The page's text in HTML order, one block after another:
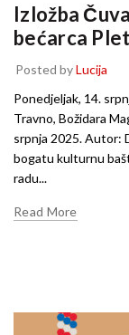
Izložba
bećarca
Posted byLucija
Ponedjeljak, 14.
Travno, Božidara
srpnja 2025. Autor:
bogatu kulturnu
radu...
Read More